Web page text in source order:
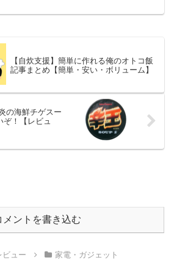
【自炊支援】簡単に作れる俺のオトコ飯
記事まとめ【簡単・安い・ボリューム】
の海鮮チゲスー
！【レビュ
メントを書き込む
ビュー 家電・ガジェット